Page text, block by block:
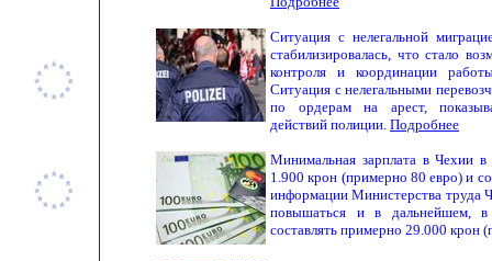
Ситуация с нелегальной
стабилизировалась, что стало
контроля и координации
Ситуация с нелегальными
по ордерам на арест,
действий полиции. Подробнее
Минимальная зарплата в Чехии
1.900 крон (примерно 80 евро) и
информации Министерства труда
повышаться и в дальнейшем,
составлять примерно 29.000